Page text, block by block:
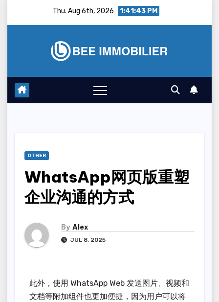
Thu. Aug 6th, 2026 1:41:44 PM
OTHER
WhatsApp网页版重塑
企业沟通的方式
By Alex
JUL 8, 2025
此外，使用 WhatsApp Web 发送图片、视频和
文档等附加组件也更加便捷，因为用户可以将